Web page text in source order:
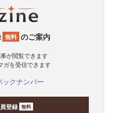
無料 のご案内
が閲覧できます
ガを受信できます
ックナンバー
登録 無料